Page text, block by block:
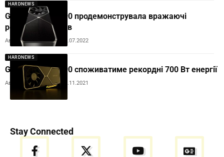
HARDNEWS
GeForce RTX 4090 продемонструвала вражаючі
результати тестів
Автор:Andrew Orobets 19.07.2022
HARDNEWS
GeForce RTX 4090 споживатиме рекордні 700 Вт енергії
Автор: Andrew Orobets 10.11.2021
Stay Connected